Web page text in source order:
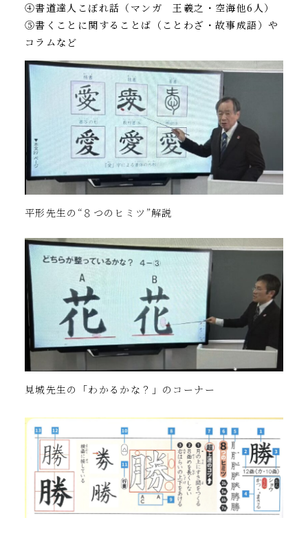
④書道達人こぼれ話（マンガ 王羲之・空海他6人）
⑤書くことに関することば（ことわざ・故事成語）や
コラムなど
平形先生の “ ８つのヒミツ ”解説
見城先生の「わかるかな？」のコーナー